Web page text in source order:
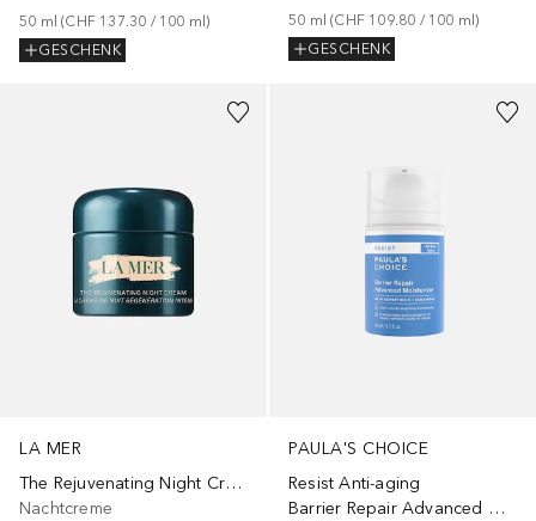
50 ml (CHF 137.30 / 100 ml)
GESCHENK
50 ml (CHF 109.80 / 100 ml)
GESCHENK
LA MER
The Rejuvenating Night Cream
Nachtcreme
PAULA'S CHOICE
Resist Anti-aging
Barrier Repair Advanced Moisturizer